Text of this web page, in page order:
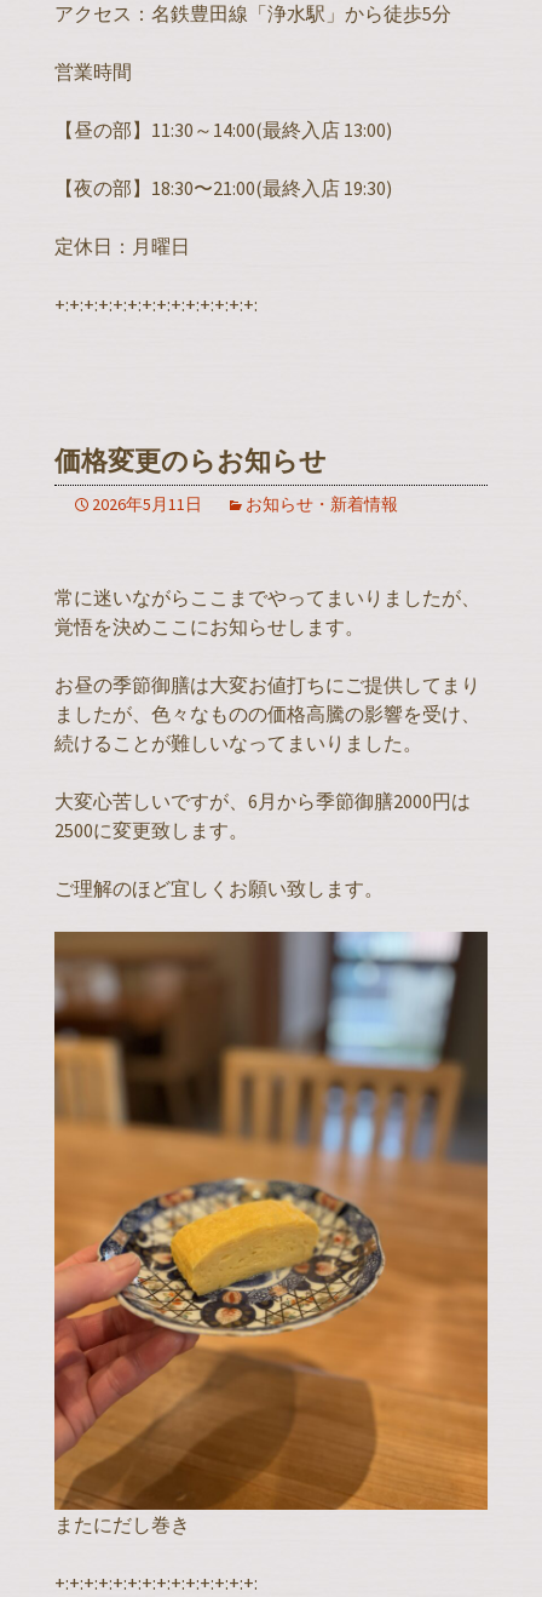
アクセス：名鉄豊田線「浄水駅」から徒歩5分
営業時間
【昼の部】11:30～14:00(最終入店 13:00)
【夜の部】18:30〜21:00(最終入店 19:30)
定休日：月曜日
+:+:+:+:+:+:+:+:+:+:+:+:+:+:
価格変更のらお知らせ
2026年5月11日 お知らせ・新着情報
常に迷いながらここまでやってまいりましたが、
覚悟を決めここにお知らせします。
お昼の季節御膳は大変お値打ちにご提供してまり
ましたが、色々なものの価格高騰の影響を受け、
続けることが難しいなってまいりました。
大変心苦しいですが、6月から季節御膳2000円は
2500に変更致します。
ご理解のほど宜しくお願い致します。
またにだし巻き
+:+:+:+:+:+:+:+:+:+:+:+:+:+: